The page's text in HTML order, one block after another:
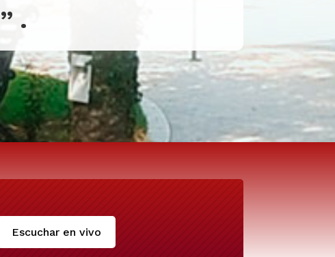
” .
Escuchar en vivo